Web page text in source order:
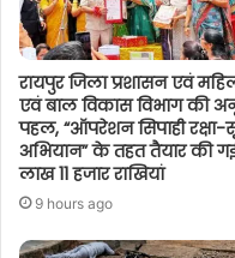
रायपुर जिला प्रशासन एवं
एवं बाल विकास विभाग की
पहल, “ऑपरेशन सिपाही रक्षा-
अभियान” के तहत तैयार की
लाख 11 हजार राखियां
9 hours ago